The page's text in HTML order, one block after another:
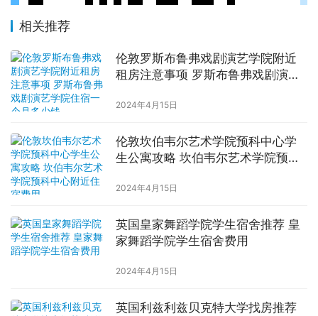
相关推荐
伦敦罗斯布鲁弗戏剧演艺学院附近
租房注意事项 罗斯布鲁弗戏剧演艺
2024年4月15日
伦敦坎伯韦尔艺术学院预科中心学
生公寓攻略 坎伯韦尔艺术学院预科
2024年4月15日
英国皇家舞蹈学院学生宿舍推荐 皇
家舞蹈学院学生宿舍费用
2024年4月15日
英国利兹利兹贝克特大学找房推荐